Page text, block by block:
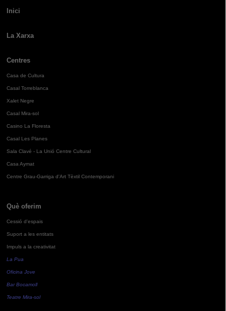
Inici
La Xarxa
Centres
Casa de Cultura
Casal Torreblanca
Xalet Negre
Casal Mira-sol
Casino La Floresta
Casal Les Planes
Sala Clavé - La Unió Centre Cultural
Casa Aymat
Centre Grau-Garriga d'Art Tèxtil Contemporani
Què oferim
Cessió d'espais
Suport a les entitats
Impuls a la creativitat
La Pua
Oficina Jove
Bar Bocamoll
Teatre Mira-sol